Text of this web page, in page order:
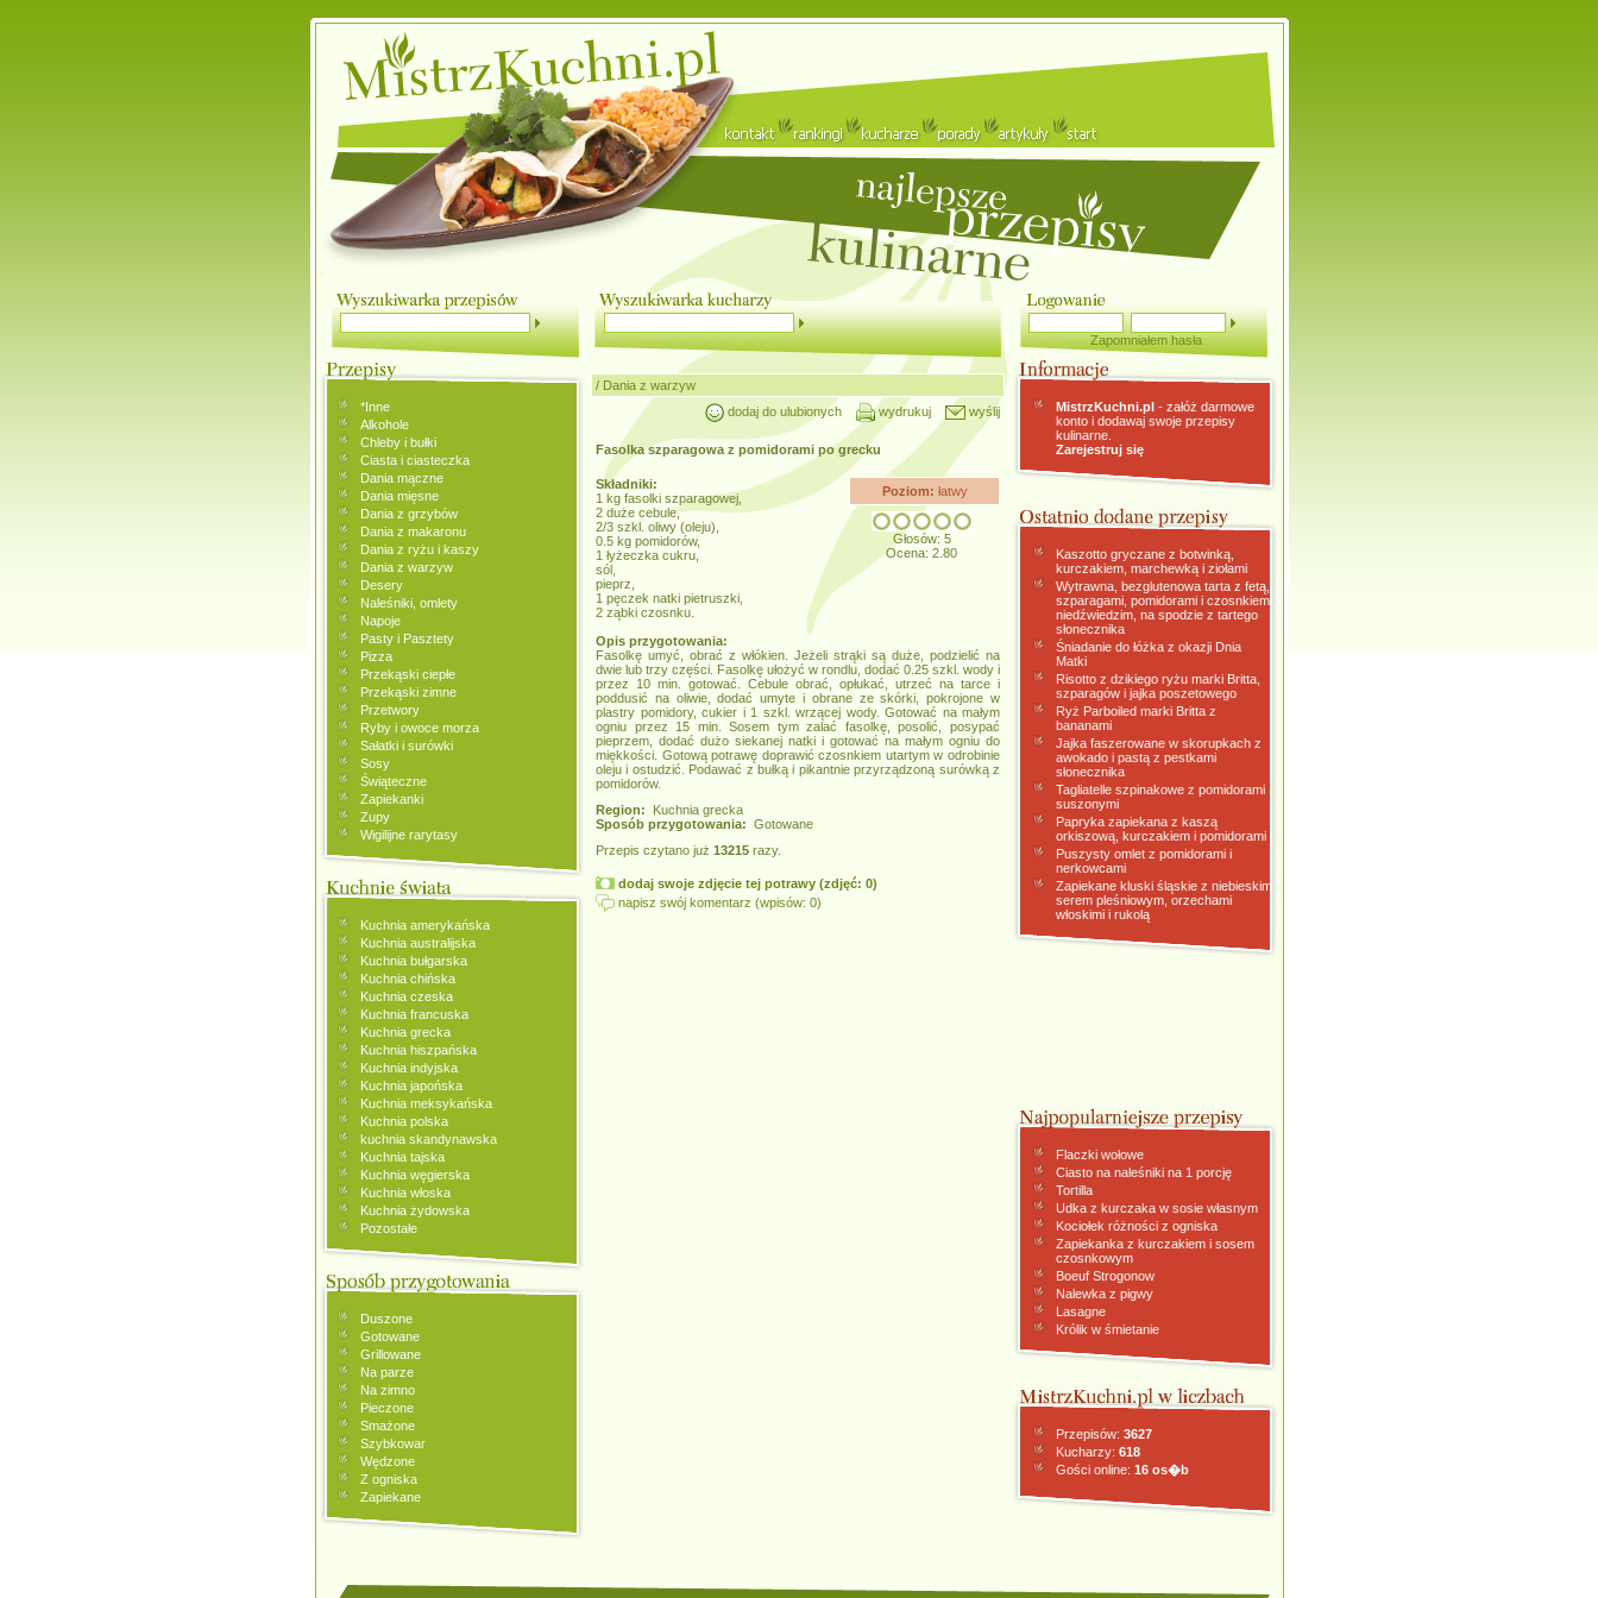
Zapomniałem hasła
*Inne
Alkohole
Chleby i bułki
Ciasta i ciasteczka
Dania mączne
Dania mięsne
Dania z grzybów
Dania z makaronu
Dania z ryżu i kaszy
Dania z warzyw
Desery
Naleśniki, omlety
Napoje
Pasty i Pasztety
Pizza
Przekąski ciepłe
Przekąski zimne
Przetwory
Ryby i owoce morza
Sałatki i surówki
Sosy
Świąteczne
Zapiekanki
Zupy
Wigilijne rarytasy
Kuchnia amerykańska
Kuchnia australijska
Kuchnia bułgarska
Kuchnia chińska
Kuchnia czeska
Kuchnia francuska
Kuchnia grecka
Kuchnia hiszpańska
Kuchnia indyjska
Kuchnia japońska
Kuchnia meksykańska
Kuchnia polska
kuchnia skandynawska
Kuchnia tajska
Kuchnia węgierska
Kuchnia włoska
Kuchnia żydowska
Pozostałe
Duszone
Gotowane
Grillowane
Na parze
Na zimno
Pieczone
Smażone
Szybkowar
Wędzone
Z ogniska
Zapiekane
/ Dania z warzyw
dodaj do ulubionych
wydrukuj wyślij
Fasolka szparagowa z pomidorami po grecku
Poziom: łatwy
Głosów: 5
Ocena: 2.80
Składniki:
1 kg fasolki szparagowej,
2 duże cebule,
2/3 szkl. oliwy (oleju),
0.5 kg pomidorów,
1 łyżeczka cukru,
sól,
pieprz,
1 pęczek natki pietruszki,
2 ząbki czosnku.
Opis przygotowania:
Fasolkę umyć, obrać z włókien. Jeżeli strąki są duże, podzielić na
dwie lub trzy części. Fasolkę ułożyć w rondlu, dodać 0.25 szkl. wody i
przez 10 min. gotować. Cebule obrać, opłukać, utrzeć na tarce i
poddusić na oliwie, dodać umyte i obrane ze skórki, pokrojone w
plastry pomidory, cukier i 1 szkl. wrzącej wody. Gotować na małym
ogniu przez 15 min. Sosem tym zalać fasolkę, posolić, posypać
pieprzem, dodać dużo siekanej natki i gotować na małym ogniu do
miękkości. Gotową potrawę doprawić czosnkiem utartym w odrobinie
oleju i ostudzić. Podawać z bułką i pikantnie przyrządzoną surówką z
pomidorów.
Region: Kuchnia grecka
Sposób przygotowania: Gotowane
Przepis czytano już 13215 razy.
dodaj swoje zdjęcie tej potrawy (zdjęć: 0)
napisz swój komentarz (wpisów: 0)
MistrzKuchni.pl- załóż darmowe
konto i dodawaj swoje przepisy
kulinarne.
Zarejestruj się
Kaszotto gryczane z botwinką,
kurczakiem, marchewką i ziołami
Wytrawna, bezglutenowa tarta z fetą,
szparagami, pomidorami i czosnkiem
niedźwiedzim, na spodzie z tartego
słonecznika
Śniadanie do łóżka z okazji Dnia
Matki
Risotto z dzikiego ryżu marki Britta,
szparagów i jajka poszetowego
Ryż Parboiled marki Britta z
bananami
Jajka faszerowane w skorupkach z
awokado i pastą z pestkami
słonecznika
Tagliatelle szpinakowe z pomidorami
suszonymi
Papryka zapiekana z kaszą
orkiszową, kurczakiem i pomidorami
Puszysty omlet z pomidorami i
nerkowcami
Zapiekane kluski śląskie z niebieskim
serem pleśniowym, orzechami
włoskimi i rukolą
Flaczki wołowe
Ciasto na naleśniki na 1 porcję
Tortilla
Udka z kurczaka w sosie własnym
Kociołek różności z ogniska
Zapiekanka z kurczakiem i sosem
czosnkowym
Boeuf Strogonow
Nalewka z pigwy
Lasagne
Królik w śmietanie
Przepisów: 3627
Kucharzy: 618
Gości online: 16 os�b